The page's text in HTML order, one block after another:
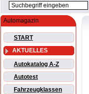
Automagazin
START
AKTUELLES
Autokatalog A-Z
Autotest
Fahrzeugklassen